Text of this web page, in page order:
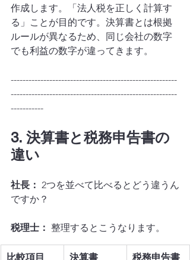
作成します。「法人税を正しく計算す
る」ことが目的です。決算書とは根拠
ルールが異なるため、同じ会社の数字
でも利益の数字が違ってきます。
--------------------------------------------------------
--------------------------------------------------------
-----------
3. 決算書と税務申告書の
違い
社長： 2つを並べて比べるとどう違うん
ですか？
税理士： 整理するとこうなります。
比較項目 決算書 税務申告書